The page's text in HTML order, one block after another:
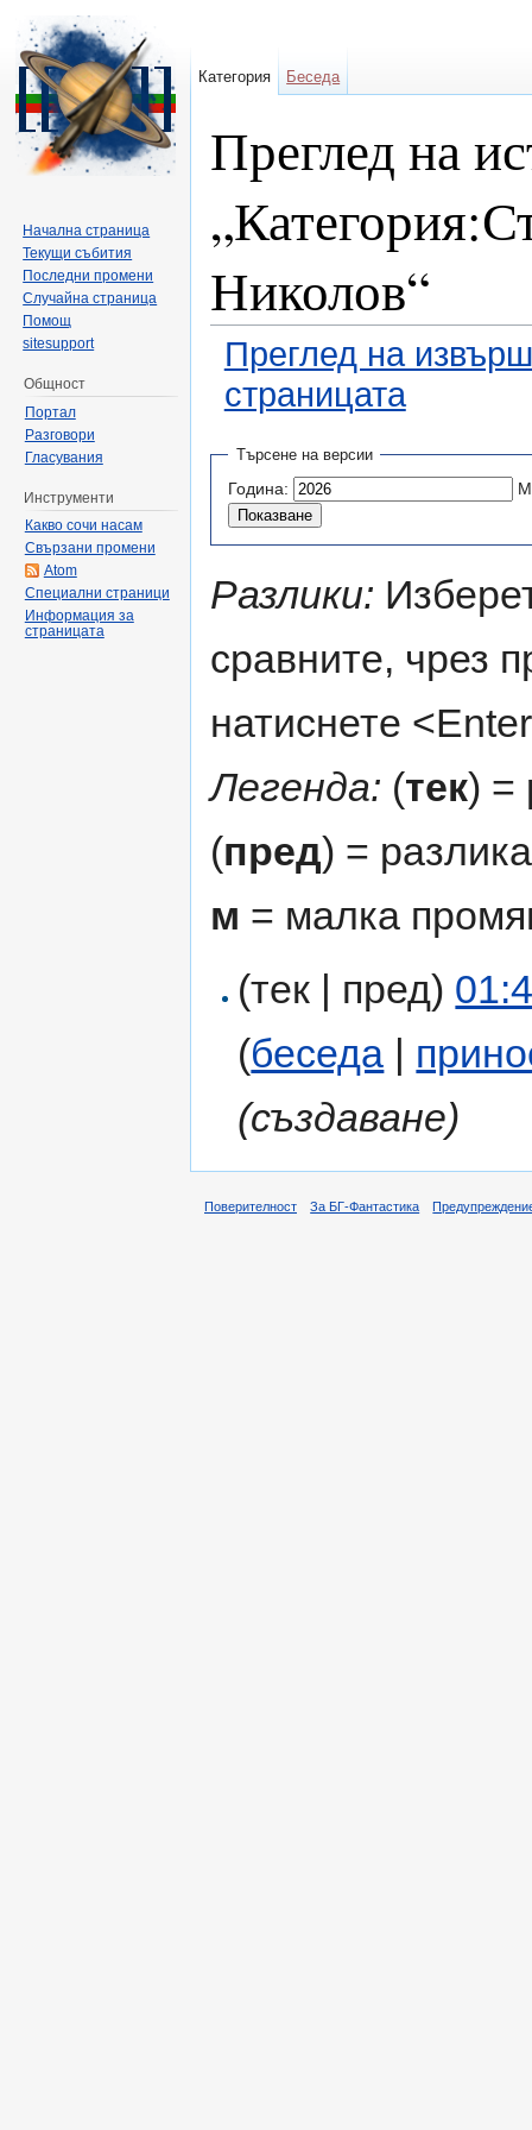
Преглед на
Николов“
Преглед на
страницата
Търсене на версии
Година:
Разлики:
сравните, чрез
натиснете
Легенда: (тек) =
(пред) =
м = малка
(тек | пред)
(беседа |
(създаване)
Категория Беседа
Начална страница
Текущи събития
Последни промени
Случайна страница
Помощ
sitesupport
Общност
Портал
Разговори
Гласувания
Инструменти
Какво сочи насам
Свързани промени
Atom
Специални страници
Информация за
страницата
Поверителност За БГ-Фантастика